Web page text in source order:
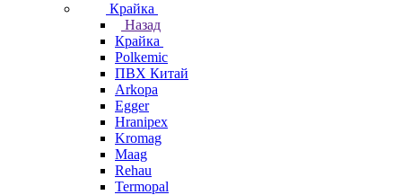
Крайка
Назад
Крайка
Polkemic
ПВХ Китай
Arkopa
Egger
Hranipex
Kromag
Maag
Rehau
Termopal